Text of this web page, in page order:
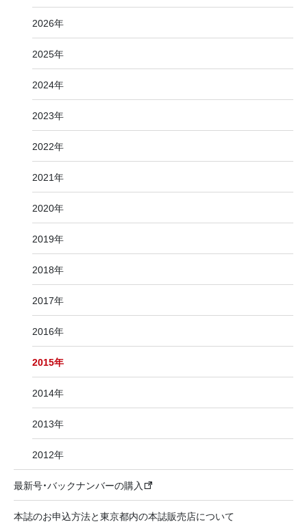
2026年
2025年
2024年
2023年
2022年
2021年
2020年
2019年
2018年
2017年
2016年
2015年
2014年
2013年
2012年
最新号・バックナンバーの購入
本誌のお申込方法と東京都内の本誌販売店について